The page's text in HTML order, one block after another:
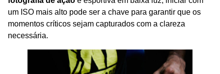
um ISO mais alto pode ser a chave para garantir que os
momentos críticos sejam capturados com a clareza
necessária.